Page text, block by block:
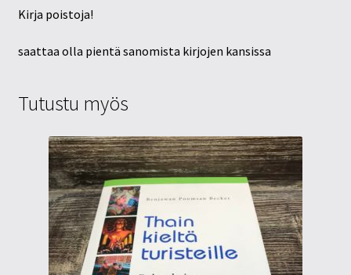
Kirja poistoja!
saattaa olla pientä sanomista kirjojen kansissa
Tutustu myös